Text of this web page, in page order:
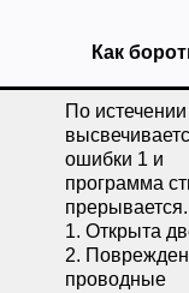
Как
По
ошибки 1 и
программа
прерывается.
1. Открыта
2.
проводные